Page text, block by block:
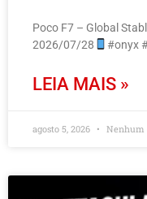
Poco F7 – Global
2026/07/28
#onyx
LEIA MAIS »
agosto 5, 2026 Nenhum